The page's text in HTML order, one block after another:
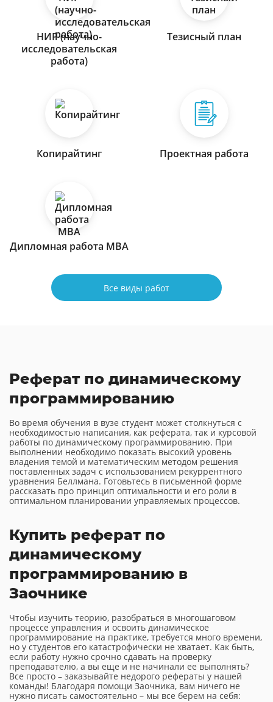
НИР (научно-
исследовательская
работа)
Тезисный план
Копирайтинг Проектная работа
Дипломная работа МВА
Все виды работ
Реферат по динамическому
программированию
Во время обучения в вузе студент может столкнуться с
необходимостью написания, как реферата, так и курсовой
работы по динамическому программированию. При
выполнении необходимо показать высокий уровень
владения темой и математическим методом решения
поставленных задач с использованием рекуррентного
уравнения Беллмана. Готовьтесь в письменной форме
рассказать про принцип оптимальности и его роли в
оптимальном планировании управляемых процессов.
Купить реферат по
динамическому
программированию в
Заочнике
Чтобы изучить теорию, разобраться в многошаговом
процессе управления и освоить динамическое
программирование на практике, требуется много времени,
но у студентов его катастрофически не хватает. Как быть,
если работу нужно срочно сдавать на проверку
преподавателю, а вы еще и не начинали ее выполнять?
Все просто – заказывайте недорого рефераты у нашей
команды! Благодаря помощи Заочника, вам ничего не
нужно писать самостоятельно – мы все берем на себя: